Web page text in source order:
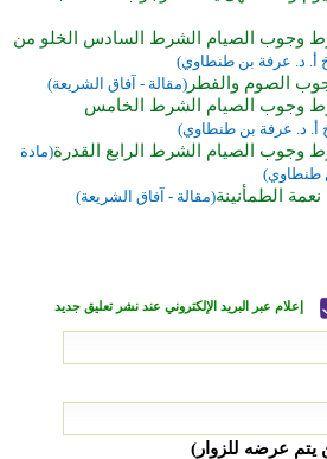
العلمية ح14: شروط وجوب الصيام الشرط السادس الخلو من
أ. د. عرفة بن طنطاوي)
الصوم والفطر (مقالة - آفاق الشريعة)
العلمية ح13: شروط وجوب الصيام الشرط الخامس
أ. د. عرفة بن طنطاوي)
(مادة
طنطاوي)
الطمأنينة(مقالة - آفاق الشريعة)
إعلام عبر البريد الإلكتروني عند نشر تعليق جديد
يتم عرضه للزوار)